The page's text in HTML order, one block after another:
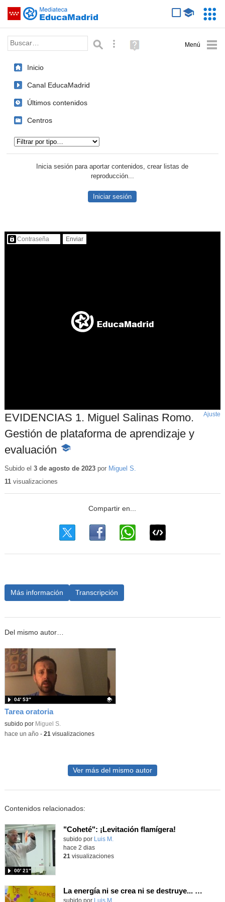
Saltar navegación
Palabra o frase: Búsqueda avanzada
Ayuda
(en
Inicio
Canal EducaMadrid
Últimos contenidos
Centros
Inicia sesión para aportar contenidos, crear listas de
reproducción...
Iniciar sesión
Contenido protegido…
EVIDENCIAS 1. Miguel Salinas Romo.
Gestión de plataforma de aprendizaje y
evaluación
-
educativo
Ajuste
Subido el 3 de agosto de 2023por Miguel S.
11visualizaciones
Más información Transcripción
Del mismo autor…
Tarea oratoria
Contenido educativo.
subido por Miguel S.
04′ 53″
-hace un año- 21 visualizaciones
Ver más del mismo autor
Contenidos relacionados:
"Coheté": ¡Levitación flamígera!
Contenido educativo.
subido por Luis M.
00′ 21″
hace 2 dias
21 visualizaciones
La energía ni se crea ni se destruye... ¡se experimenta! El Tierno en la Feria Madrid es Ciencia 2026
Contenido educativo.
subido por Luis M.